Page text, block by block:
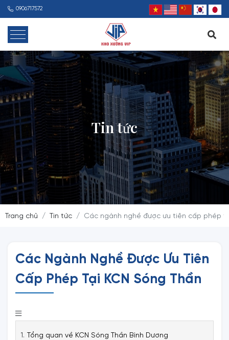
0906717572
Tin tức
Trang chủ Tin tức Các ngành nghề được ưu tiên cấp phép
Các Ngành Nghề Được Ưu Tiên
Cấp Phép Tại KCN Sóng Thần
Tổng quan về KCN Sóng Thần Bình Dương